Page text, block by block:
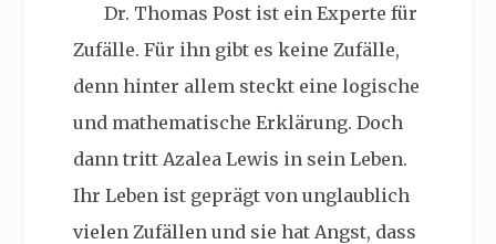
Dr. Thomas Post ist ein Experte für
Zufälle. Für ihn gibt es keine Zufälle,
denn hinter allem steckt eine logische
und mathematische Erklärung. Doch
dann tritt Azalea Lewis in sein Leben.
Ihr Leben ist geprägt von unglaublich
vielen Zufällen und sie hat Angst, dass